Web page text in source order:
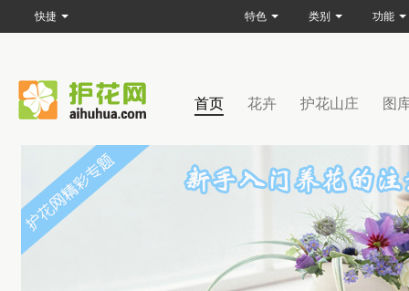
首页 花卉 护花山庄 图
快捷 特色 类别 功能